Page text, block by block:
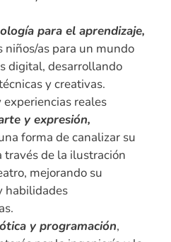
para el aprendizaje,
niños/as para un mundo
digital, desarrollando
y creativas.
experiencias reales
y expresión,
forma de canalizar su
través de la ilustración
mejorando su
habilidades
y programación,